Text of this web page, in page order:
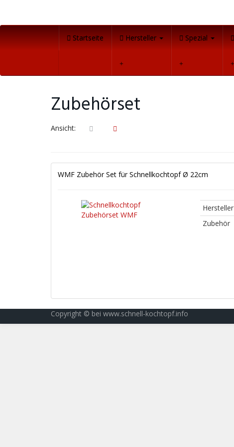
main
Startseite Hersteller Spezial
Zubehörset
Ansicht:
WMF Zubehör Set für Schnellkochtopf Ø 22cm
Hersteller
Zubehör
Copyright © bei www.schnell-kochtopf.info